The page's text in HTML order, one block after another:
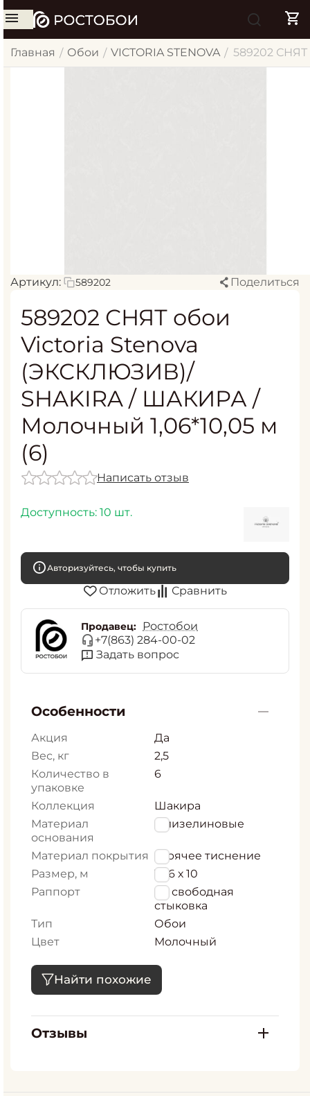
Главная / Обои / VICTORIA STENOVA / 589202
Артикул: 589202 Поделиться
589202 СНЯТ обои
Victoria Stenova
(ЭКСКЛЮЗИВ)/
SHAKIRA / ШАКИРА /
Молочный 1,06*10,05 м
(6)
Написать отзыв
Доступность: 10 шт.
Авторизуйтесь, чтобы купить
Отложить Сравнить
Продавец:
Ростобои
+7(863) 284-00-02
Задать вопрос
Особенности
Акция
Да
Вес, кг
2,5
Количество в
упаковке
6
Коллекция
Шакира
Материал
основания
Флизелиновые
Материал покрытия горячее тиснение
Размер, м
1,06 х 10
Раппорт
64 свободная
стыковка
Тип
Обои
Цвет
Молочный
Найти похожие
Отзывы